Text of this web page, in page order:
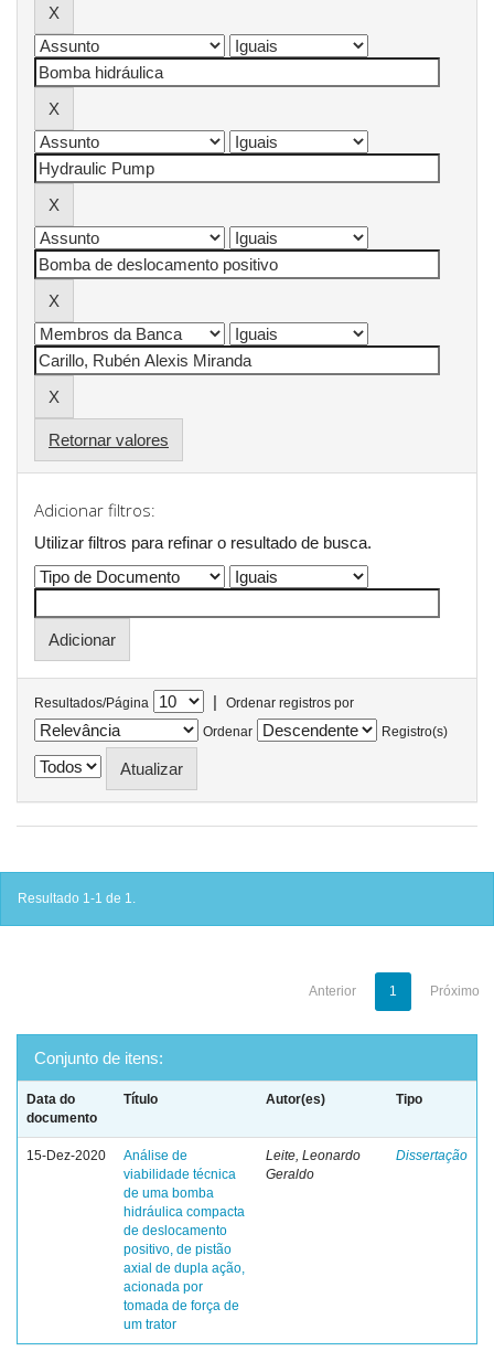
Retornar valores
Adicionar filtros:
Utilizar filtros para refinar o resultado de busca.
Resultados/Página |
Ordenar registros por
Ordenar
Registro(s)
Resultado 1-1 de 1.
Anterior 1 Próximo
Conjunto de itens:
Data do
documento
Título Autor(es) Tipo
15-Dez-2020
Análise de
viabilidade técnica
de uma bomba
hidráulica compacta
de deslocamento
positivo, de pistão
axial de dupla ação,
acionada por
tomada de força de
um trator
Leite, Leonardo
Geraldo
Dissertação